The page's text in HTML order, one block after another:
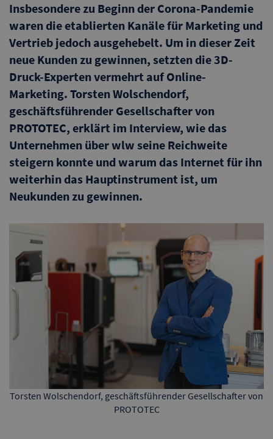
Insbesondere zu Beginn der Corona-Pandemie
waren die etablierten Kanäle für Marketing und
Vertrieb jedoch ausgehebelt. Um in dieser Zeit
neue Kunden zu gewinnen, setzten die 3D-
Druck-Experten vermehrt auf Online-
Marketing. Torsten Wolschendorf,
geschäftsführender Gesellschafter von
PROTOTEC, erklärt im Interview, wie das
Unternehmen über wlw seine Reichweite
steigern konnte und warum das Internet für ihn
weiterhin das Hauptinstrument ist, um
Neukunden zu gewinnen.
Torsten Wolschendorf, geschäftsführender Gesellschafter von
PROTOTEC